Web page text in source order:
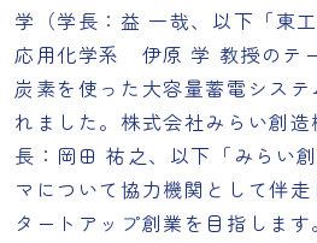
学（学長：益 一哉、以下「東
応用化学系 伊原 学 教授のテ
炭素を使った大容量蓄電シス
れました。株式会社みらい創
長：岡田 祐之、以下「みらい
マについて協力機関として伴
タートアップ創業を目指します